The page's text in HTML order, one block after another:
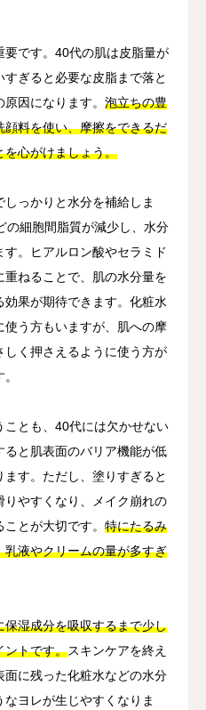
です。40代の肌は皮脂量が
ぎると必要な皮脂まで落と
因になります。 泡立ちの豊
料を使い、摩擦をできるだ
を心がけましょう。
っかりと水分を補給しま
の細胞間脂質が減少し、水分
。ヒアルロン酸やセラミド
ねることで、肌の水分量を
果が期待できます。化粧水
う方もいますが、肌への摩
く押さえるように使う方が
とも、40代には欠かせない
ると肌表面のバリア機能が低
す。ただし、塗りすぎると
やすくなり、メイク崩れの
とが大切です。 特にたるみ
液やクリームの量が多すぎ
湿成分を吸収するまで少し
ントです。スキンケアを終え
に残った化粧水などの水分
ヨレが生じやすくなりま